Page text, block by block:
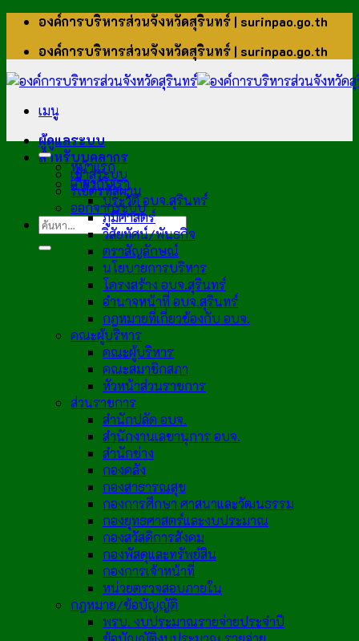
ข้าม
เนื้อหา
องค์การบริหารส่วนจังหวัดสุรินทร์ | surinpao.go.th
องค์การบริหารส่วนจังหวัดสุรินทร์ | surinpao.go.th
เมนู
ผู้ดูแลระบบ
สำหรับบุคลากร
เข้าสู่ระบบ
รีเซ็ตรหัสผ่าน
ออกจากระบบ
หน้าแรก
เกี่ยวกับเรา
ประวัติ อบจ.สุรินทร์
ภูมิศาสตร์
วิสัยทัศน์/พันธกิจ
ตราสัญลักษณ์
นโยบายการบริหาร
โครงสร้าง อบจ.สุรินทร์
อำนาจหน้าที่ อบจ.สุรินทร์
กฎหมายที่เกี่ยวข้องกับ อบจ.
คณะผู้บริหาร
คณะผู้บริหาร
คณะสมาชิกสภา
หัวหน้าส่วนราชการ
ส่วนราชการ
สำนักปลัด อบจ.
สำนักงานเลขานุการ อบจ.
สำนักช่าง
กองคลัง
กองสาธารณสุข
กองการศึกษา ศาสนาและวัฒนธรรม
กองยุทธศาสตร์และงบประมาณ
กองสวัสดิการสังคม
กองพัสดุและทรัพย์สิน
กองการเจ้าหน้าที่
หน่วยตรวจสอบภายใน
กฎหมาย/ข้อบัญญัติ
พรบ. งบประมาณรายจ่ายประจำปี